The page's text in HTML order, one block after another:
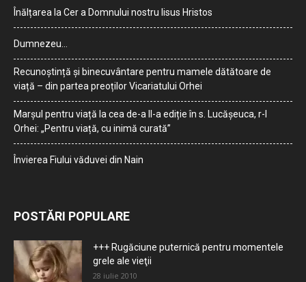
Înălțarea la Cer a Domnului nostru Iisus Hristos
Dumnezeu…
Recunoștință și binecuvântare pentru mamele dătătoare de
viață – din partea preoților Vicariatului Orhei
Marșul pentru viață la cea de-a II-a ediție în s. Lucășeuca, r-l
Orhei: „Pentru viață, cu inimă curată”
Învierea Fiului văduvei din Nain
POSTĂRI POPULARE
+++ Rugăciune puternică pentru momentele
grele ale vieţii
28 iulie 2010